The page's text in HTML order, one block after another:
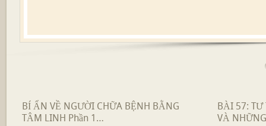
BÍ ẨN VỀ NGƯỜI CHỮA BỆNH BẰNG
TÂM LINH Phần 1…
BÀI 57: TƯ
VÀ